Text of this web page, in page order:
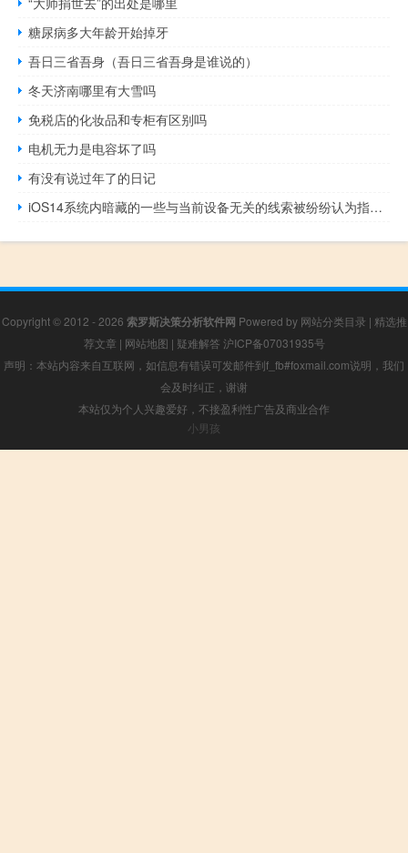
糖尿病多大年龄开始掉牙
吾日三省吾身（吾日三省吾身是谁说的）
冬天济南哪里有大雪吗
免税店的化妆品和专柜有区别吗
电机无力是电容坏了吗
有没有说过年了的日记
iOS14系统内暗藏的一些与当前设备无关的线索被纷纷认为指向iPhone12
Copyright © 2012 - 2026 索罗斯决策分析软件网 Powered by 网站分类目录 | 精选推
荐文章 | 网站地图 | 疑难解答 沪ICP备07031935号
声明：本站内容来自互联网，如信息有错误可发邮件到f_fb#foxmail.com说明，我们
会及时纠正，谢谢
本站仅为个人兴趣爱好，不接盈利性广告及商业合作
小男孩